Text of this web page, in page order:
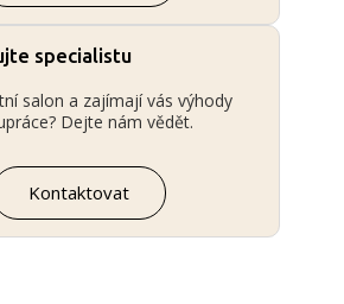
specialistu
salon a zajímají vás výhody
Dejte nám vědět.
Kontaktovat